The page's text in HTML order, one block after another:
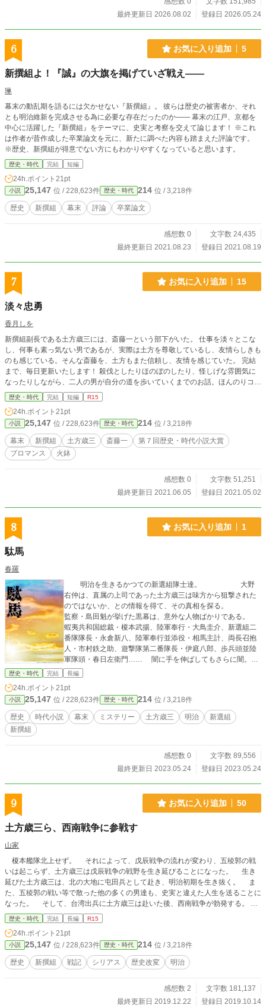
最終更新日 2026.08.02
登録日 2026.05.24
6 お気に入り追加 5
新撰組よ！『誠』の大旗を掲げていざ戦え――
琳
幕末の動乱期を語るには欠かせない『新撰組』。 彼らは歴史の被害者か、それ
とも明治維新を完成させる為に必要な存在だったのか―― 幕末の江戸、京都を
中心に活躍した『新撰組』をテーマに、史実と考察を交えて論じます！ ※これ
は作者が昔作成した卒業論文を元に、新たに調べた内容も踏まえた評論です。
※歴史、新撰組が得意でない方にもわかりやすくなっていると思います。
歴史・時代 完結 短編
24h.ポイント 21pt
小説 25,147 位 / 228,623件 歴史・時代 214 位 / 3,218件
歴史 新撰組 幕末 評論 卒業論文
感想数 0
文字数 24,435
最終更新日 2021.08.23
登録日 2021.08.19
7 お気に入り追加 15
淡々忠勇
香月しを
新撰組副長である土方歳三には、斎藤一という部下がいた。 仕事を淡々とこな
し、何事も素っ気ない男であるが、実際は土方を尊敬しているし、友情らしきも
のも感じている。そんな斎藤を、土方もまた信頼し、友情を感じていた。 完結
まで、毎日更新いたします！ 殺伐としたりほのぼのしたり、怪しげな雰囲気に
なったりしながら、二人の男が自分の道を歩いていくまでのお話。ほんのりコメ
ディタッチ。 残酷な表現が時々ありますので（お侍さん達の話ですからね）Ｒ
１５をつけさせていただきます。 あッ、二人はあくまでも友情で結ばれており
ますよ。友情ね。 ★作品の無断転載や引用を禁じます。多言語に変えての転載
や引用も許可しません。
歴史・時代 完結 短編 R15
24h.ポイント 21pt
小説 25,147 位 / 228,623件 歴史・時代 214 位 / 3,218件
幕末 新撰組 土方歳三 斎藤一
第７回歴史・時代小説大賞
ブロマンス
火鉢
感想数 0
文字数 51,251
最終更新日 2021.06.05
登録日 2021.05.02
8 お気に入り追加 1
駄馬
春羅
明治を生きるかつての新選組隊士達。 大野
右仲は、直属の上司であった土方歳三は味方から狙撃された
のではないか、との情報を得て、その真相を探る。
監察・島田魁が挙げた黒幕は、意外な人物ばかりである。
蝦夷共和国総裁・榎本武揚、陸軍奉行・大鳥圭介、新選組二
番隊隊長・永倉新八、陸軍奉行並添役・相馬主計、両長召抱
人・市村鉄之助、遊撃隊第二番隊長・伊庭八郎、歩兵頭並陸
軍隊頭・春日左衛門…… 闇に手を伸ばしてもさらに闇。真
実に辿り着けるのか。
歴史・時代 完結 長編
24h.ポイント 21pt
小説 25,147 位 / 228,623件 歴史・時代 214 位 / 3,218件
歴史 時代小説 幕末 ミステリー 土方歳三 明治
新選組
新撰組
感想数 0
文字数 89,556
最終更新日 2023.05.24
登録日 2023.05.24
9 お気に入り追加 50
土方歳三ら、西南戦争に参戦す
山家
榎本艦隊北上せず。 それによって、戊辰戦争の流れが変わり、五稜郭の戦
いは起こらず、土方歳三は戊辰戦争の戦野を生き延びることになった。 生き
延びた土方歳三は、北の大地に屯田兵として赴き、明治初期を生き抜く。 ま
た、五稜郭の戦い等で散った他の多くの男達も、史実と違えた人生を送ることに
なった。 そして、台湾出兵に土方歳三は赴いた後、西南戦争が勃発する。
土方歳三は屯田兵として、そして幕府歩兵隊の末裔といえる海兵隊の一員とし
て、西南戦争に赴く。 そして、北の大地で再生された誠の旗を掲げる土方歳
三の周囲には、かつての新選組の仲間、永倉新八、斎藤一、島田魁らが集い、共
に戦おうとしており、他にも男達が集っていた。 （「小説家になろう」に投稿
している「新選組、西南戦争へ」の加筆修正版です）
歴史・時代 完結 長編 R15
24h.ポイント 21pt
小説 25,147 位 / 228,623件 歴史・時代 214 位 / 3,218件
歴史 新撰組 戦記 シリアス 歴史改変 明治
感想数 2
文字数 181,137
最終更新日 2019.12.22
登録日 2019.10.14